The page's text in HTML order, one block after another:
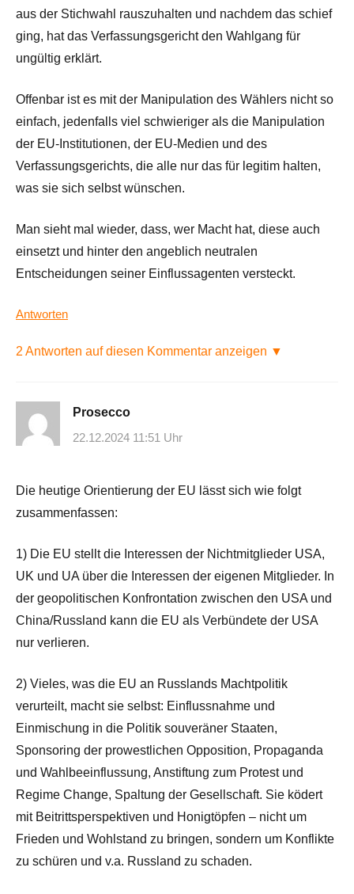
aus der Stichwahl rauszuhalten und nachdem das schief
ging, hat das Verfassungsgericht den Wahlgang für
ungültig erklärt.
Offenbar ist es mit der Manipulation des Wählers nicht so
einfach, jedenfalls viel schwieriger als die Manipulation
der EU-Institutionen, der EU-Medien und des
Verfassungsgerichts, die alle nur das für legitim halten,
was sie sich selbst wünschen.
Man sieht mal wieder, dass, wer Macht hat, diese auch
einsetzt und hinter den angeblich neutralen
Entscheidungen seiner Einflussagenten versteckt.
Antworten
2 Antworten auf diesen Kommentar anzeigen ▼
Prosecco
22.12.2024 11:51 Uhr
Die heutige Orientierung der EU lässt sich wie folgt
zusammenfassen:
1) Die EU stellt die Interessen der Nichtmitglieder USA,
UK und UA über die Interessen der eigenen Mitglieder. In
der geopolitischen Konfrontation zwischen den USA und
China/Russland kann die EU als Verbündete der USA
nur verlieren.
2) Vieles, was die EU an Russlands Machtpolitik
verurteilt, macht sie selbst: Einflussnahme und
Einmischung in die Politik souveräner Staaten,
Sponsoring der prowestlichen Opposition, Propaganda
und Wahlbeeinflussung, Anstiftung zum Protest und
Regime Change, Spaltung der Gesellschaft. Sie ködert
mit Beitrittsperspektiven und Honigtöpfen – nicht um
Frieden und Wohlstand zu bringen, sondern um Konflikte
zu schüren und v.a. Russland zu schaden.